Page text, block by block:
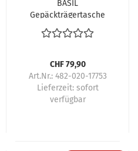
BASIL
Gepäckträgertasche
Miles
CHF 79,90
Art.Nr.: 482-020-17753
Lieferzeit: sofort
verfügbar